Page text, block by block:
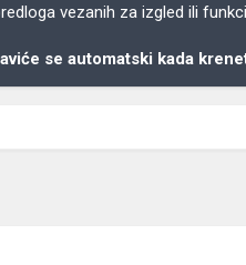
vezanih za izgled ili
se automatski kada